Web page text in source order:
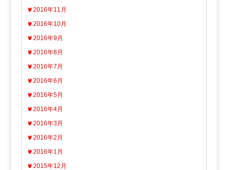
2016年11月
2016年10月
2016年9月
2016年8月
2016年7月
2016年6月
2016年5月
2016年4月
2016年3月
2016年2月
2016年1月
2015年12月